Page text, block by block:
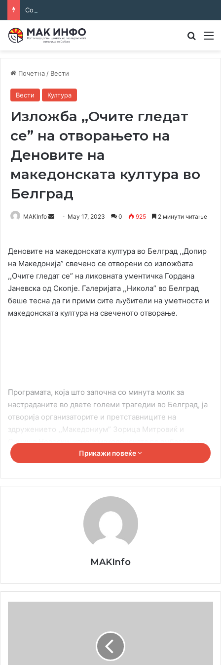
Почетна / Вести
Вести Култура
Изложба ,,Очите гледат
се” на отворањето на
Деновите на
македонската култура во
Белград
MAKInfo
Send May 17, 2023 0 925 2 минути читање
Деновите на македонската култура во Белград ,,Допир
на Македонија” свечено се отворени со изложбата
,,Очите гледат се” на ликовната ументичка Гордана
Јаневска од Скопје. Галеријата ,,Никола” во Белград
беше тесна да ги прими сите љубители на уметноста и
македонската култура на свеченото отворање.
Програмата, која што започна со минута молк за
настраданите во двете големи трагедии во Белград, ја
отворија организаторите и претставниците на
здружението ,,Македониум” Зорица Митровиќ и
Синиша Новески, како и македонската вд амбасадорка
во Белград Михаела Веселинов.
,,Очите се порта и премин помеѓу духовното и
реалното, метафизичкото и објективното. Затоа
сликите на Гордана се визуелно и интимно доживување
Прикажи повеќе
MAKInfo